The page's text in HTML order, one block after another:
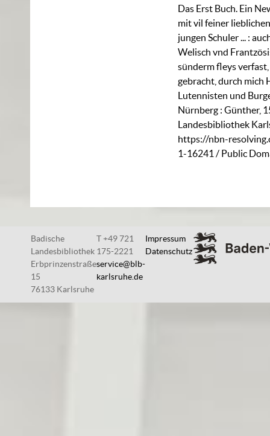
Das Erst Buch. Ein
mit vil feiner
jungen Schuler ... :
Welisch vnd
sünderm fleys
gebracht, durch mich
Lutennisten und
Nürnberg : Günther,
Landesbibliothek
https://nbn-
1-16241 / Public
Badische
Landesbibliothek
Erbprinzenstraße
15
76133 Karlsruhe
T +49 721
175-2221
service@blb-
karlsruhe.de
Impressum
Datenschutz